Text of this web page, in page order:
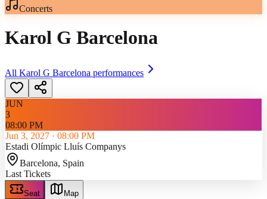
Concerts
Karol G Barcelona
All Karol G Barcelona performances
JUN
3
08:00 PM
Jun 3, 2027 · 08:00 PM
Estadi Olímpic Lluís Companys
Barcelona, Spain
Last Tickets
Seat Map